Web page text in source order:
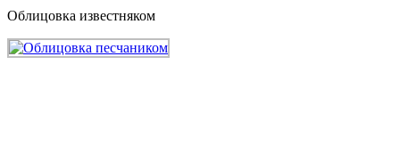
Облицовка известняком